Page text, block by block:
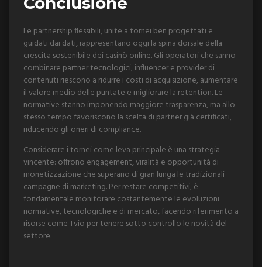
Le partnership flessibili, unite a tornei ben progettati e
guidati dai dati, rappresentano oggi la spina dorsale della
crescita sostenibile dei casinò online. Gli operatori che sanno
combinare partner tecnologici, influencer e provider di
contenuti riescono a ridurre i costi di acquisizione, aumentare
il valore medio delle puntate e migliorare la retention. Le
normative stanno imponendo maggiore trasparenza, ma allo
stesso tempo favoriscono la scelta di partner già certificati,
riducendo gli oneri di compliance.
Considerare i tornei come leva principale è una strategia
vincente: offrono engagement, viralità e opportunità di
monetizzazione che superano di gran lunga le tradizionali
campagne di marketing. Per restare competitivi, è
fondamentale monitorare costantemente le evoluzioni
normative, tecnologiche e di mercato, facendo riferimento a
risorse come Tvio per tenere sotto controllo le novità del
settore.